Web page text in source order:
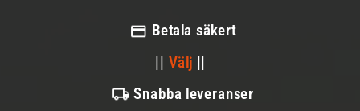
Betala säkert
|| Välj ||
Snabba leveranser